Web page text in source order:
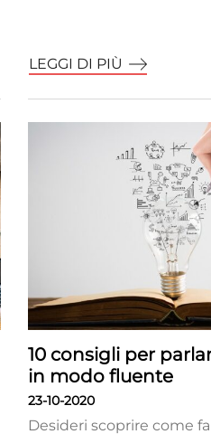
LEGGI DI PIÙ
10 consigli per
in modo fluente
23-10-2020
Desideri scoprire come